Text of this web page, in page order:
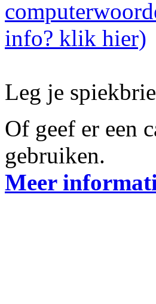
Leg je
Of geef er een
gebruiken.
Meer